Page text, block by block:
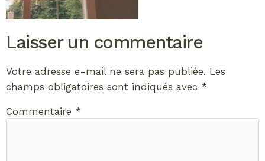
Laisser un commentaire
Votre adresse e-mail ne sera pas publiée. Les
champs obligatoires sont indiqués avec *
Commentaire *